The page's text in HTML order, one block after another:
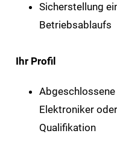
Sicherstellung
Betriebsablaufs
Ihr Profil
Elektroniker
Qualifikation